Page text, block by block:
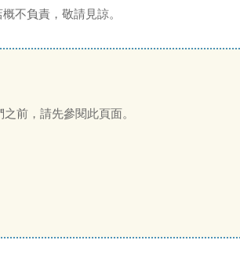
不負責，敬請見諒。
前，請先參閱此頁面。